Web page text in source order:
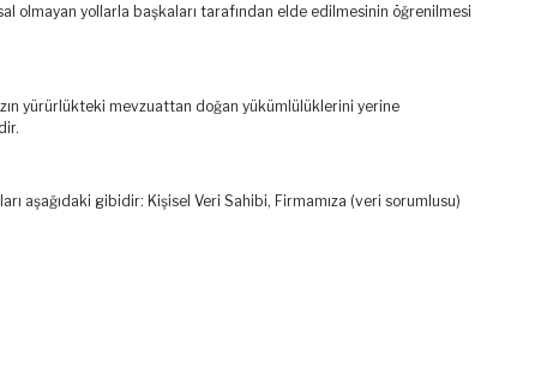
olmayan yollarla başkaları tarafından elde edilmesinin öğrenilmesi
yürürlükteki mevzuattan doğan yükümlülüklerini yerine
aşağıdaki gibidir: Kişisel Veri Sahibi, Firmamıza (veri sorumlusu)